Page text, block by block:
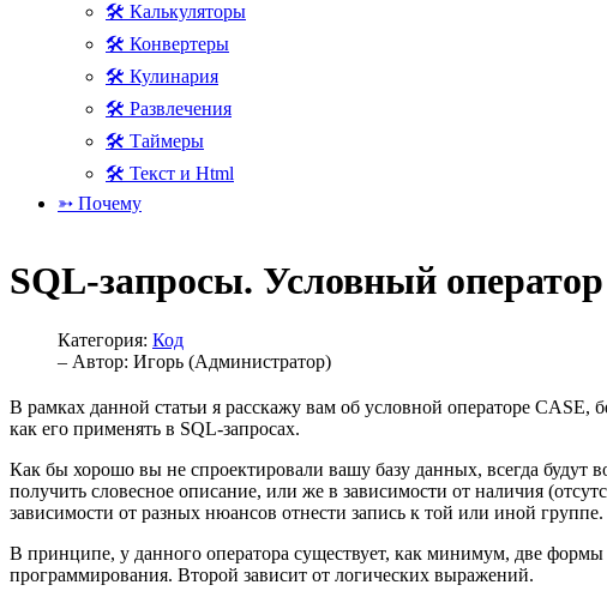
🛠 Калькуляторы
🛠 Конвертеры
🛠 Кулинария
🛠 Развлечения
🛠 Таймеры
🛠 Текст и Html
➳ Почему
SQL-запросы. Условный
Категория: Код
– Автор: Игорь (Администратор)
В рамках данной статьи я расскажу вам об условной операторе CASE,
как его применять в SQL-запросах.
Как бы хорошо вы не спроектировали вашу базу данных, всегда будут
получить словесное описание, или же в зависимости от наличия
зависимости от разных нюансов отнести запись к той или иной
В принципе, у данного оператора существует, как минимум, две
программирования. Второй зависит от логических выражений.